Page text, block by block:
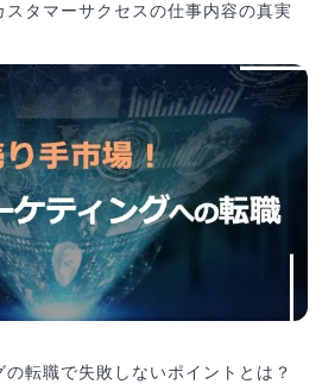
タマーサクセスの仕事内容の真実
転職で失敗しないポイントとは？